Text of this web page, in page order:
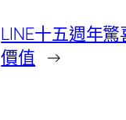
LINE十五週年
價值 →